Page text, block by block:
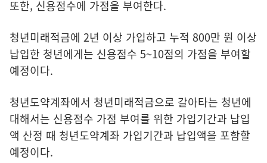
또한, 신용점수에 가점을 부여한다.
청년미래적금에 2년 이상 가입하고 누적 800만 원 이상
납입한 청년에게는 신용점수 5~10점의 가점을 부여할
예정이다.
청년도약계좌에서 청년미래적금으로 갈아타는 청년에
대해서는 신용점수 가점 부여를 위한 가입기간과 납입
액 산정 때 청년도약계좌 가입기간과 납입액을 포함할
예정이다.